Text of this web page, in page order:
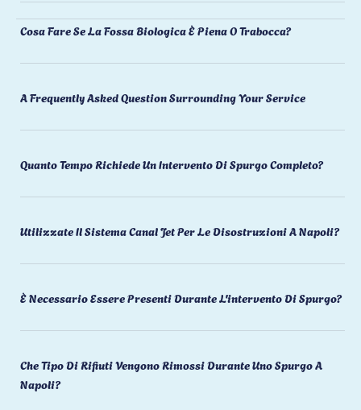
Cosa Fare Se La Fossa Biologica È Piena O Trabocca?
A Frequently Asked Question Surrounding Your Service
Quanto Tempo Richiede Un Intervento Di Spurgo Completo?
Utilizzate Il Sistema Canal Jet Per Le Disostruzioni A Napoli?
È Necessario Essere Presenti Durante L'intervento Di Spurgo?
Che Tipo Di Rifiuti Vengono Rimossi Durante Uno Spurgo A
Napoli?